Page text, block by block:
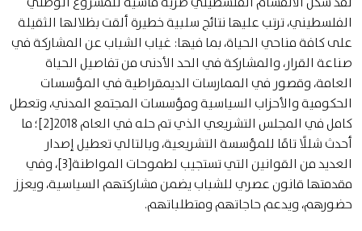
الفلسطيني، ترتب عليها نتائج سلبية خطيرة ألقت بظلالها الثقيلة
على كافة مناحي الحياة، بما فيها: غياب الشباب عن المشاركة في
صناعة القرار، والمشاركة في الحد الأدنى من تفاصيل الحياة
العامة، وقصور في الممارسات الديمقراطية في المؤسسات
الحكومية والأحزاب السياسية ومؤسسات المجتمع المدني، وتعطل
كامل في المجلس التشريعي الذي تم حله في العام 2018[2]؛ ما
أحدث شللًا تامًا للمؤسسة التشريعية، وبالتالي تعطيل إصدار
العديد من القوانين التي تستجيب لطموحات المواطنة[3]، وفي
مقدمتها قانون عصري للشباب يضمن مشاركتهم السياسية، ويعزز
حضورهم، ويدعم حاجاتهم ومتطلباتهم.